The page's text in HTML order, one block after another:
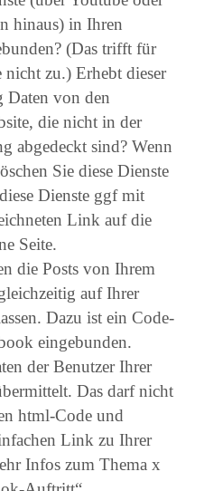
hinaus) in Ihren
(Das trifft für
zu.) Erhebt dieser
Daten von den
die nicht in der
abgedeckt sind? Wenn
Sie diese Dienste
Dienste ggf mit
Link auf die
Seite.
die Posts von Ihrem
auf Ihrer
Dazu ist ein Code-
eingebunden.
der Benutzer Ihrer
Das darf nicht
html-Code und
Link zu Ihrer
Infos zum Thema x